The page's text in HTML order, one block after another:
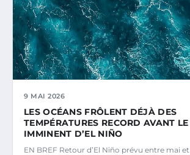
9 MAI 2026
LES OCÉANS FRÔLENT DÉJÀ DES
TEMPÉRATURES RECORD AVANT
IMMINENT D’EL NIÑO
EN BREF Retour d’El Niño prévu entre mai